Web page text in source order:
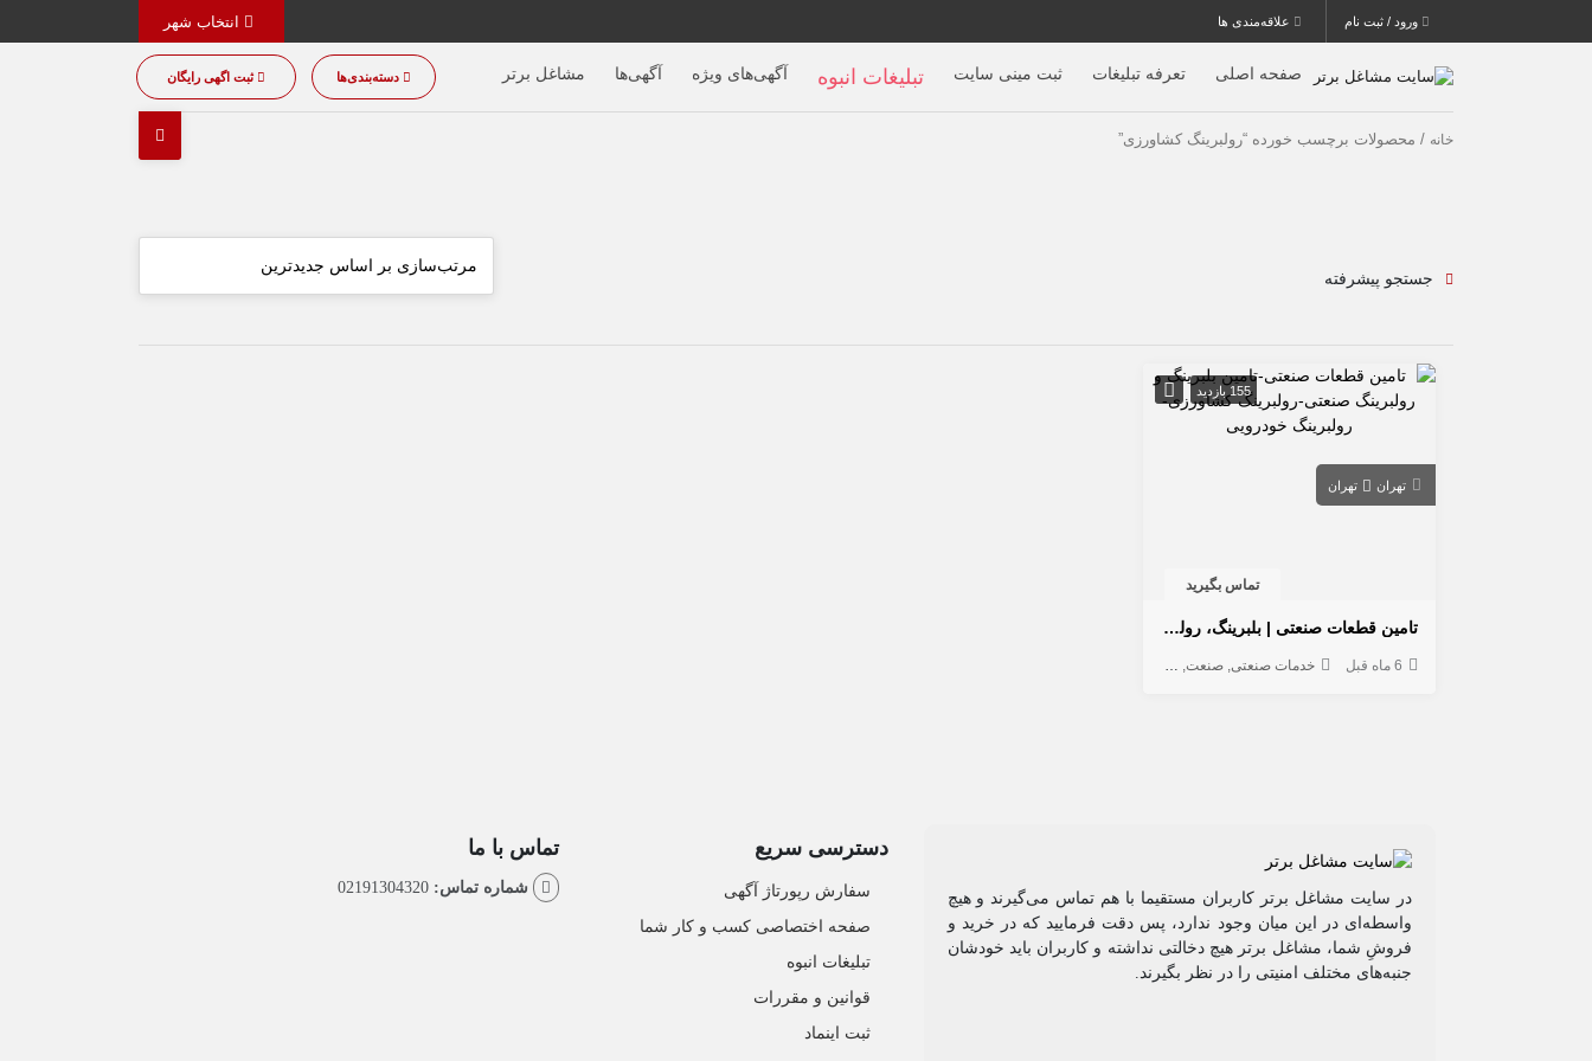
ورود / ثبت نام علاقه‌مندی ها
صفحه اصلی تعرفه تبلیغات ثبت مینی سایت تبلیغات انبوه آگهی‌های ویژه آگهی‌ها مشاغل برتر دسته‌بندی‌ها ثبت اگهی رایگان
خانه / محصولات برچسب خورده “رولبرینگ کشاورزی”
جستجو پیشرفته
155 بازدید
تهران تهران
تماس بگیرید
تامین قطعات صنعتی | بلبرینگ، رولبرینگ، تسمه و ملزومات صنعتی
6 ماه قبل خدمات صنعتی صنعت
در سایت مشاغل برتر کاربران مستقیما با هم تماس می‌گیرند و هیچ
واسطه‌ای در این میان وجود ندارد، پس دقت فرمایید که در خرید و
فروشِ شما، مشاغل برتر هیچ دخالتی نداشته و کاربران باید خودشان
جنبه‌های مختلف امنیتی را در نظر بگیرند.
دسترسی سریع
سفارش رپورتاژ آگهی
صفحه اختصاصی کسب و کار شما
تبلیغات انبوه
قوانین و مقررات
ثبت اینماد
تماس با ما
شماره تماس: 02191304320